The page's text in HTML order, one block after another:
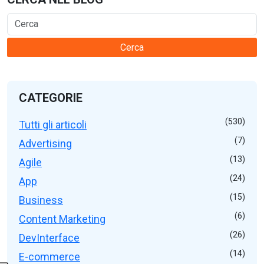
Cerca
CATEGORIE
Tutti gli articoli (530)
Advertising (7)
Agile (13)
App (24)
Business (15)
Content Marketing (6)
DevInterface (26)
E-commerce (14)